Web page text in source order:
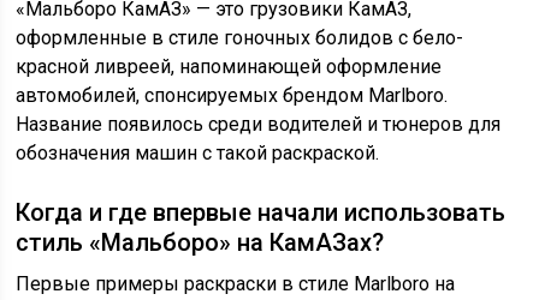
«Мальборо КамАЗ» — это грузовики КамАЗ,
оформленные в стиле гоночных болидов с бело-
красной ливреей, напоминающей оформление
автомобилей, спонсируемых брендом Marlboro.
Название появилось среди водителей и тюнеров для
обозначения машин с такой раскраской.
Когда и где впервые начали использовать
стиль «Мальборо» на КамАЗах?
Первые примеры раскраски в стиле Marlboro на